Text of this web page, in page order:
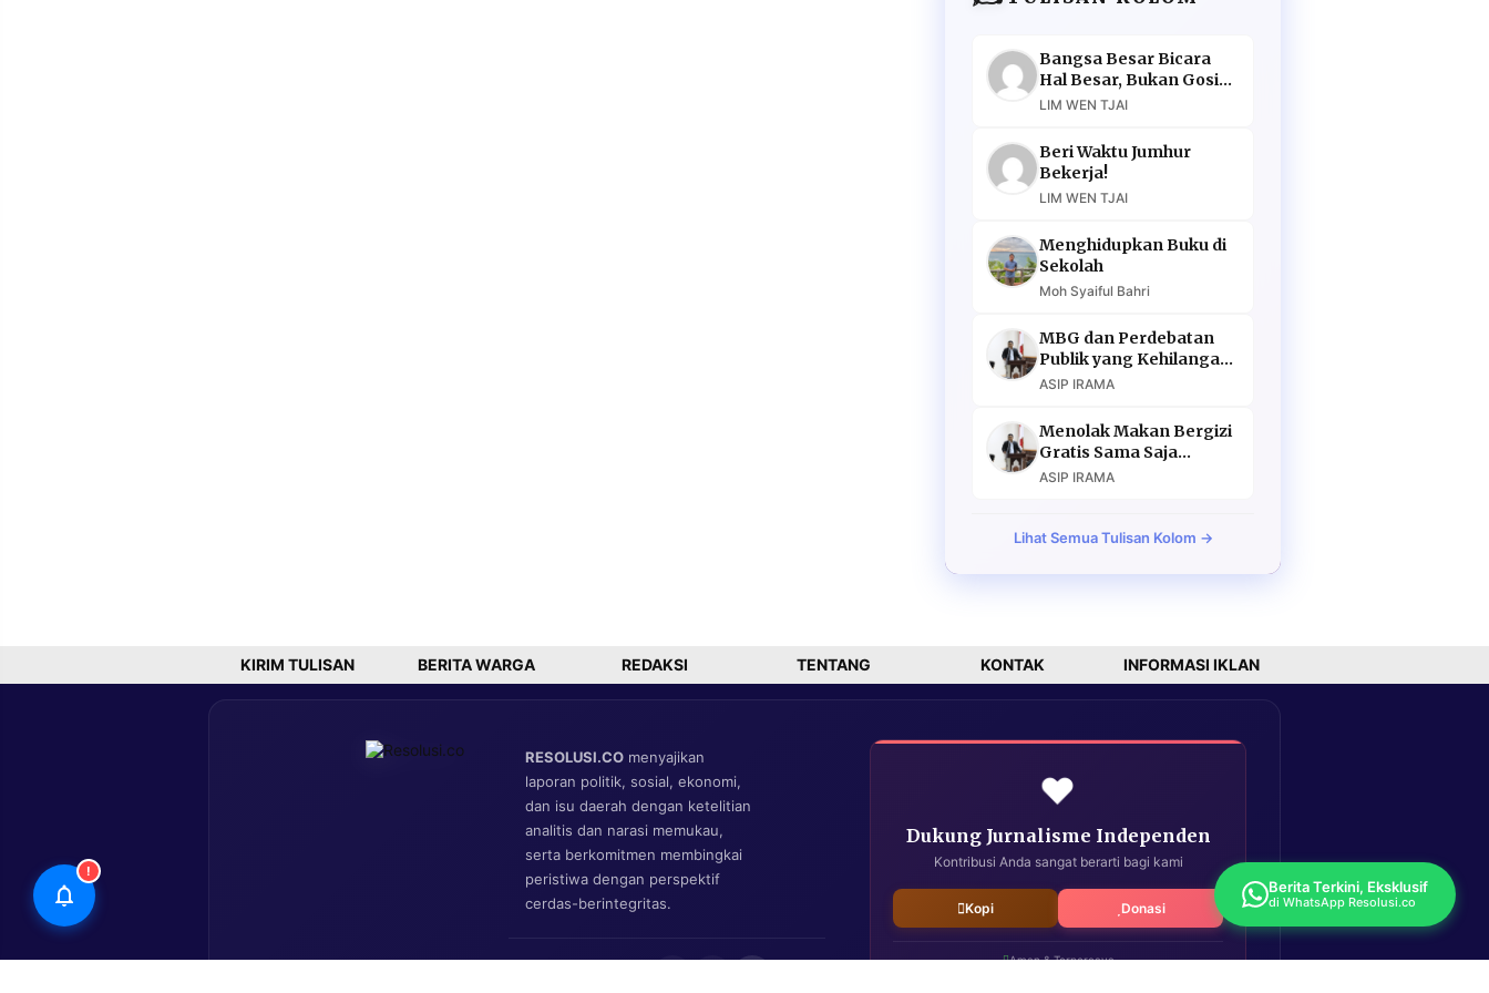
Bangsa Besar Bicara
Hal Besar, Bukan Gosip
Murahan
LIM WEN TJAI
Beri Waktu Jumhur
Bekerja!
LIM WEN TJAI
Menghidupkan Buku di
Sekolah
Moh Syaiful Bahri
MBG dan Perdebatan
Publik yang Kehilangan
Argumen
ASIP IRAMA
Menolak Makan Bergizi
Gratis Sama Saja
Menolak Masa Depan
ASIP IRAMA
Lihat Semua Tulisan Kolom →
KIRIM TULISAN BERITA WARGA REDAKSI TENTANG KONTAK INFORMASI IKLAN
RESOLUSI.CO menyajikan
laporan politik, sosial, ekonomi,
dan isu daerah dengan ketelitian
analitis dan narasi memukau,
serta berkomitmen membingkai
peristiwa dengan perspektif
cerdas-berintegritas.
❤️
Dukung Jurnalisme Independen
Kontribusi Anda sangat berarti bagi kami
Kopi Donasi
Aman & Terpercaya
!
Berita Terkini, Eksklusif
di WhatsApp Resolusi.co